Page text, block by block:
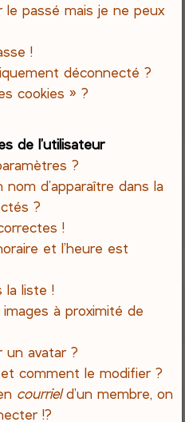
passé mais je ne peux
!
déconnecté ?
cookies » ?
de l’utilisateur
?
d’apparaître dans la
?
!
et l’heure est
la liste !
à proximité de
un avatar ?
comment le modifier ?
courrield’un membre, on
!?